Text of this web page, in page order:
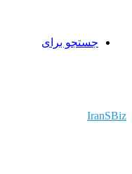
جستجو برای
IranSBiz